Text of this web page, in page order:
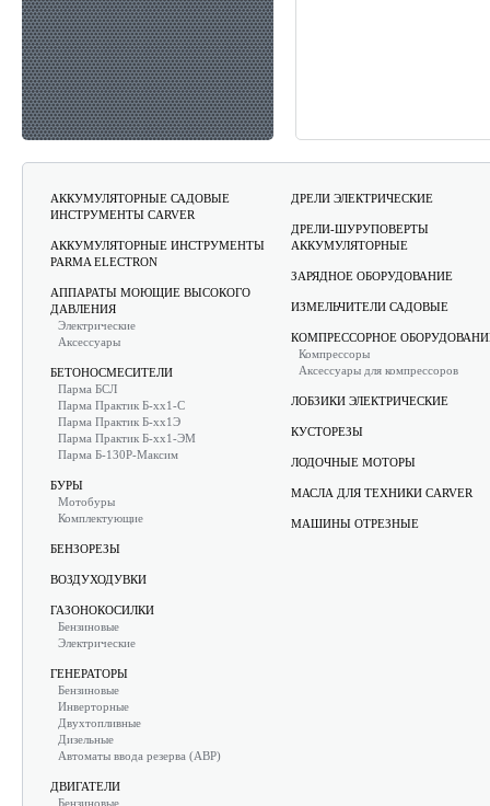
АККУМУЛЯТОРНЫЕ САДОВЫЕ
ИНСТРУМЕНТЫ CARVER
АККУМУЛЯТОРНЫЕ ИНСТРУМЕНТЫ
PARMA ELECTRON
АППАРАТЫ МОЮЩИЕ ВЫСОКОГО
ДАВЛЕНИЯ
Электрические
Аксессуары
БЕТОНОСМЕСИТЕЛИ
Парма БСЛ
Парма Практик Б-хх1-С
Парма Практик Б-хх1Э
Парма Практик Б-хх1-ЭМ
Парма Б-130Р-Максим
БУРЫ
Мотобуры
Комплектующие
БЕНЗОРЕЗЫ
ВОЗДУХОДУВКИ
ГАЗОНОКОСИЛКИ
Бензиновые
Электрические
ГЕНЕРАТОРЫ
Бензиновые
Инверторные
Двухтопливные
Дизельные
Автоматы ввода резерва (АВР)
ДВИГАТЕЛИ
Бензиновые
ДРЕЛИ ЭЛЕКТРИЧЕСКИЕ
ДРЕЛИ-ШУРУПОВЕРТЫ
АККУМУЛЯТОРНЫЕ
ЗАРЯДНОЕ ОБОРУДОВАНИЕ
ИЗМЕЛЬЧИТЕЛИ САДОВЫЕ
КОМПРЕССОРНОЕ
Компрессоры
Аксессуары для компрессоров
ЛОБЗИКИ ЭЛЕКТРИЧЕСКИЕ
КУСТОРЕЗЫ
ЛОДОЧНЫЕ МОТОРЫ
МАСЛА ДЛЯ ТЕХНИКИ CARVER
МАШИНЫ ОТРЕЗНЫЕ